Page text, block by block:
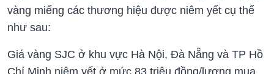
vàng miếng các thương hiệu được niêm yết cụ thể
như sau:
Giá vàng SJC ở khu vực Hà Nội, Đà Nẵng và TP Hồ
Chí Minh niêm yết ở mức 83 triệu đồng/lượng mua